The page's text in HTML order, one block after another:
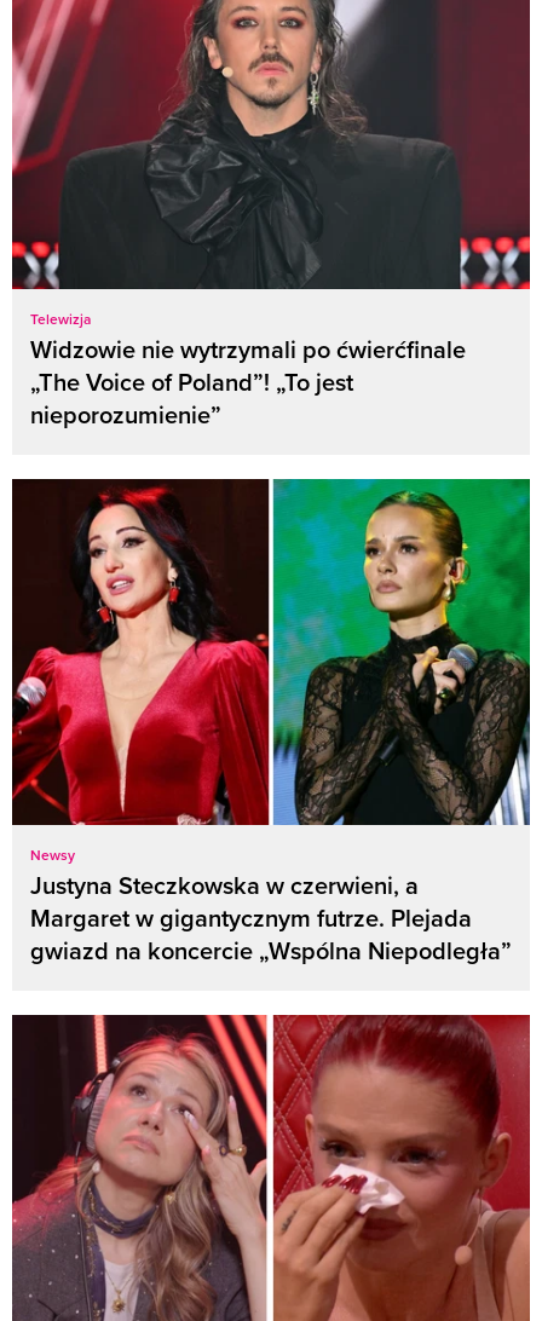
Telewizja
Widzowie nie wytrzymali po ćwierćfinale
„The Voice of Poland”! „To jest
nieporozumienie”
Newsy
Justyna Steczkowska w czerwieni, a
Margaret w gigantycznym futrze. Plejada
gwiazd na koncercie „Wspólna Niepodległa”